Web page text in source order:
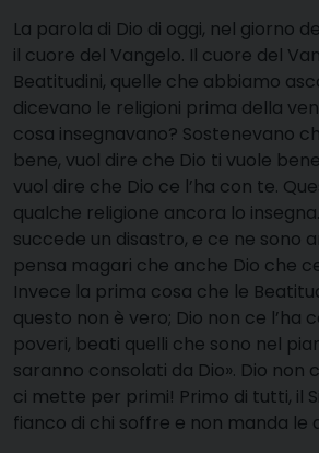
La parola di Dio di oggi, nel giorno
il cuore del Vangelo. Il cuore del
Beatitudini, quelle che abbiamo
dicevano le religioni prima della
cosa insegnavano? Sostenevano
bene, vuol dire che Dio ti vuole
vuol dire che Dio ce l’ha con te.
qualche religione ancora lo
succede un disastro, e ce ne sono
pensa magari che anche Dio che
Invece la prima cosa che le
questo non è vero; Dio non ce l’ha
poveri, beati quelli che sono nel
saranno consolati da Dio». Dio non
ci mette per primi! Primo di tutti, il
fianco di chi soffre e non manda le